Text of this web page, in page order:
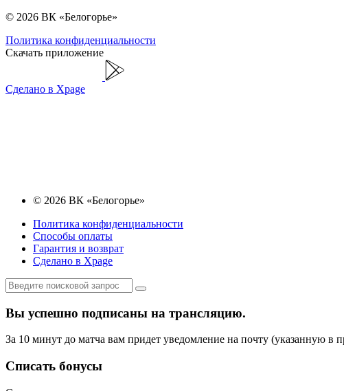
© 2026 ВК «Белогорье»
Политика конфиденциальности
Скачать приложение
Сделано в Xpage
© 2026 ВК «Белогорье»
Политика конфиденциальности
Способы оплаты
Гарантия и возврат
Сделано в Xpage
Вы успешно подписаны на трансляцию.
За 10 минут до матча вам придет уведомление на почту (указанную в
Списать бонусы